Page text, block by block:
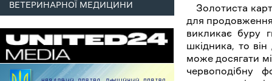
ВЕТЕРИНАРНОЇ МЕДИЦИНИ
Золотиста
для продовження
викликає буру
шкідника, то
може досягати
червоподібну